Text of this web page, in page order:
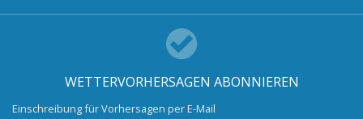
WETTERVORHERSAGEN ABONNIEREN
Einschreibung für Vorhersagen per E-Mail